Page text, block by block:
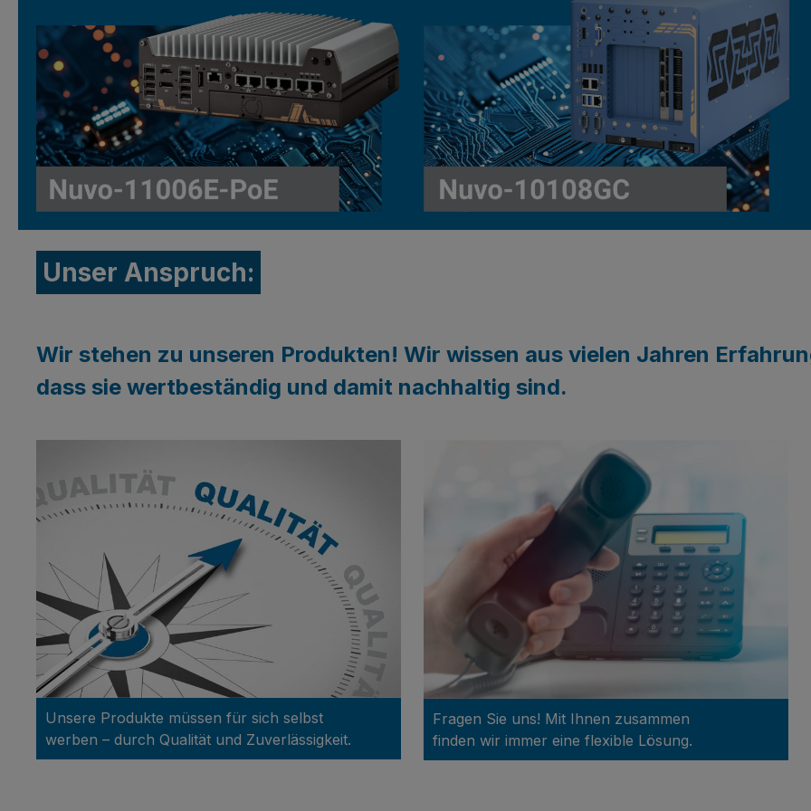
Unser Anspruch:
Wir stehen zu unseren Produkten! Wir wissen aus vielen Jahren
dass sie wertbeständig und damit nachhaltig sind.
Unsere Produkte müssen für sich selbst
werben – durch Qualität und Zuverlässigkeit.
Fragen Sie uns! Mit Ihnen zusammen
finden wir immer eine flexible Lösung.